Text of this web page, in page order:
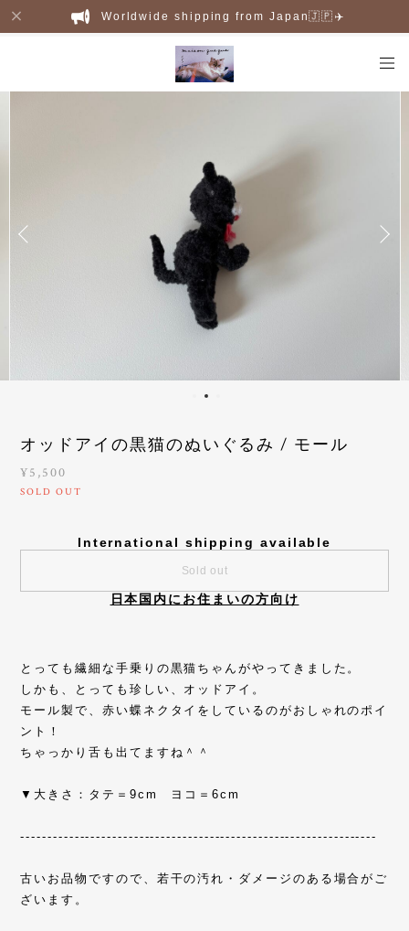
Worldwide shipping from Japan🇯🇵✈️
オッドアイの黒猫のぬいぐるみ / モール
¥5,500
SOLD OUT
International shipping available
Sold out
日本国内にお住まいの方向け
とっても繊細な手乗りの黒猫ちゃんがやってきました。
しかも、とっても珍しい、オッドアイ。
モール製で、赤い蝶ネクタイをしているのがおしゃれのポイ
ント！
ちゃっかり舌も出てますね＾＾
▼大きさ：タテ＝9cm ヨコ＝6cm
------------------------------------------------------------------
古いお品物ですので、若干の汚れ・ダメージのある場合がご
ざいます。